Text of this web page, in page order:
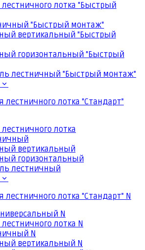
лотка "Быстрый
"Быстрый монтаж"
вертикальный "Быстрый
горизонтальный "Быстрый
лестничный "Быстрый монтаж"
лотка "Стандарт"
лотка
вертикальный
горизонтальный
лестничный
лотка "Стандарт" N
N
лотка N
N
вертикальный N